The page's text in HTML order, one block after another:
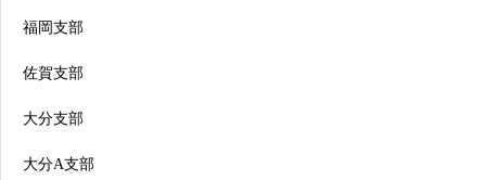
福岡支部
佐賀支部
大分支部
大分A支部